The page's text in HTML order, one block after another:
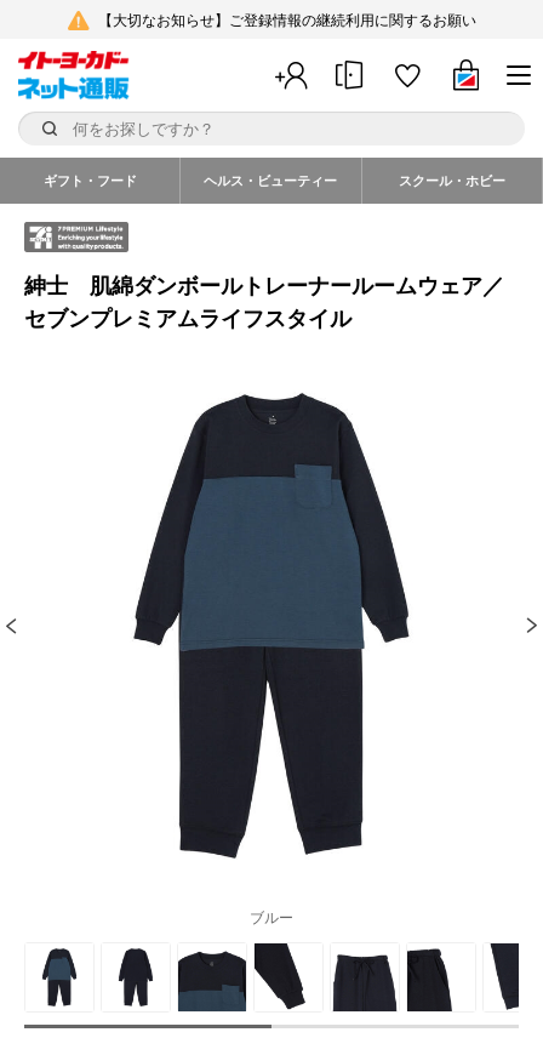
【大切なお知らせ】ご登録情報の継続利用に関するお願い
ギフト・フード ヘルス・ビューティー スクール・ホビー
紳士 肌綿ダンボールトレーナールームウェア／
セブンプレミアムライフスタイル
ブルー